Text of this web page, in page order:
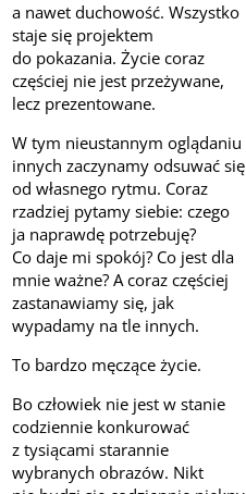
a nawet duchowość. Wszystko
staje się projektem
do pokazania. Życie coraz
częściej nie jest przeżywane,
lecz prezentowane.
W tym nieustannym oglądaniu
innych zaczynamy odsuwać się
od własnego rytmu. Coraz
rzadziej pytamy siebie: czego
ja naprawdę potrzebuję?
Co daje mi spokój? Co jest dla
mnie ważne? A coraz częściej
zastanawiamy się, jak
wypadamy na tle innych.
To bardzo męczące życie.
Bo człowiek nie jest w stanie
codziennie konkurować
z tysiącami starannie
wybranych obrazów. Nikt